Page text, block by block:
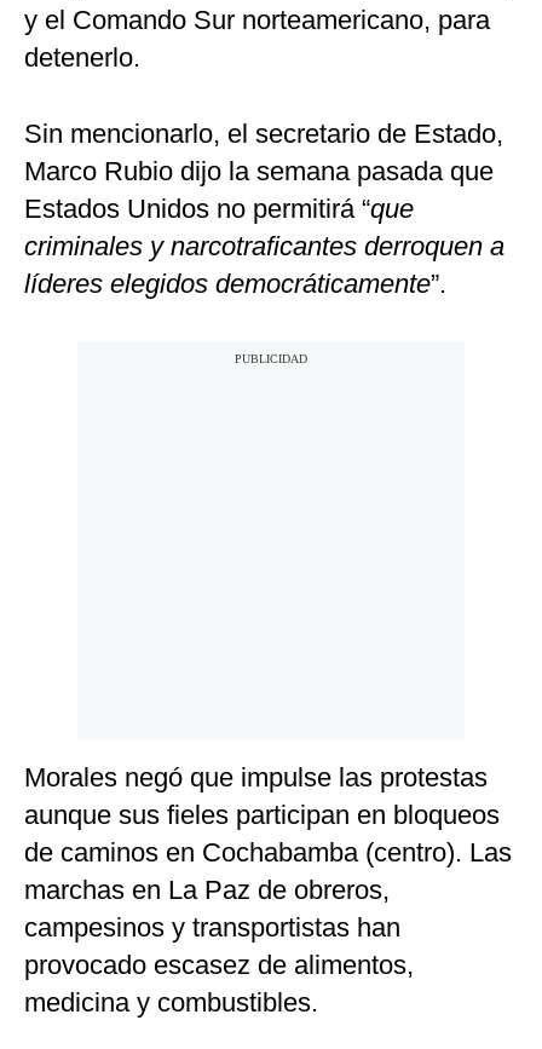
y el Comando Sur norteamericano, para
detenerlo.
Sin mencionarlo, el secretario de Estado,
Marco Rubio dijo la semana pasada que
Estados Unidos no permitirá “que
criminales y narcotraficantes derroquen a
líderes elegidos democráticamente”.
Morales negó que impulse las protestas
aunque sus fieles participan en bloqueos
de caminos en Cochabamba (centro). Las
marchas en La Paz de obreros,
campesinos y transportistas han
provocado escasez de alimentos,
medicina y combustibles.